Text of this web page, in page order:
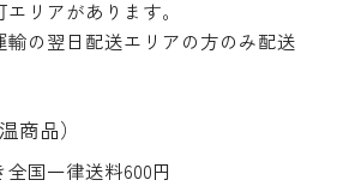
リアがあります。
の翌日配送エリアの方のみ配送
商品）
国一律送料600円